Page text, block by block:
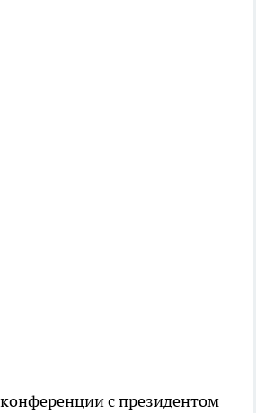
с президентом